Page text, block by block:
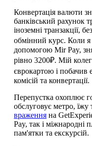
Конвертація валюти
банківський рахунок
іноземні транзакції,
обмінний курс. Коли я
допомогою Mir Pay,
рівно 3200₽. Мій
єврокартою і побачив
комісій та конвертації.
Перепустка охоплює
обслуговує метро, ​​їжу
враження на
Pay, так і міжнародні
пам'ятки та екскурсій.